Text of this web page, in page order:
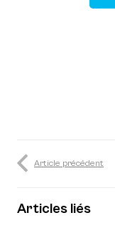
Article précédent
Articles liés